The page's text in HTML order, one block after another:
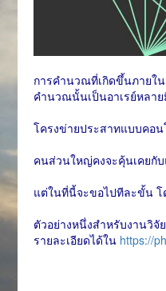
การคำนวณที่เกิดขึ้นภายใ
คำนวณนั้นเป็นอาเรย์หลา
โครงข่ายประสาทแบบคอ
คนส่วนใหญ่คงจะคุ้นเคยกั
แต่ในที่นี้จะขอไปทีละขั้น โ
ตัวอย่างหนึ่งสำหรับงานวิจั
รายละเอียดได้ใน https://